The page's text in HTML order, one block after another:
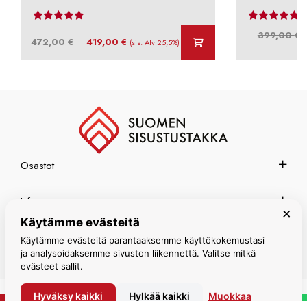
472,00€
Alkuperäinen
419,00€ Nykyinen
(sis. Alv 25,5%)
399,00€
Osastot
Info
Espoon myymälä
×
Käytämme evästeitä
Käytämme evästeitä parantaaksemme käyttökokemustasi
ja analysoidaksemme sivuston liikennettä. Valitse mitkä
evästeet sallit.
Hyväksy kaikki Hylkää kaikki Muokkaa